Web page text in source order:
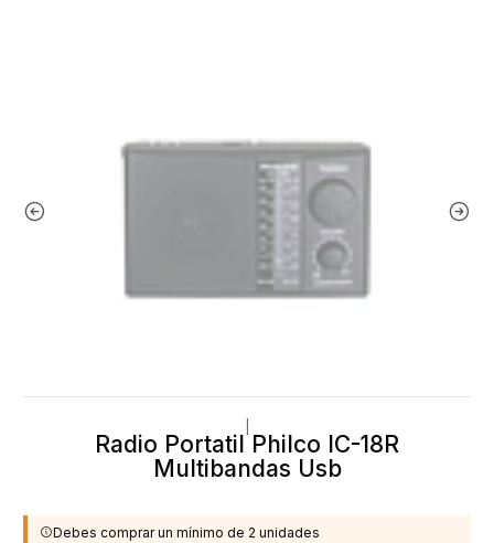
Radio Portatil Philco IC-18R
Multibandas Usb
Debes comprar un mínimo de 2 unidades